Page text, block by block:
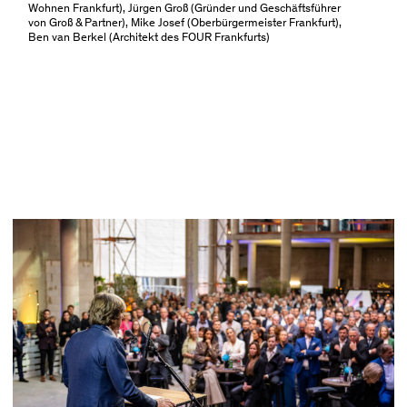
Wohnen Frankfurt), Jürgen Groß (Gründer und Geschäftsführer
von Groß & Partner), Mike Josef (Oberbürgermeister Frankfurt),
Ben van Berkel (Architekt des FOUR Frankfurts)